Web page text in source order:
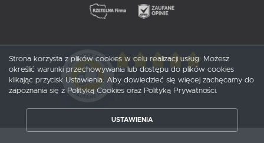
5/ 5
Strona korzysta z plików cookies w celu realizacji usług. Możesz
określić warunki przechowywania lub dostępu do plików cookies
klikając przycisk Ustawienia. Aby dowiedzieć się więcej zachęcamy do
zapoznania się z Polityką Cookies oraz Polityką Prywatności.
USTAWIENIA